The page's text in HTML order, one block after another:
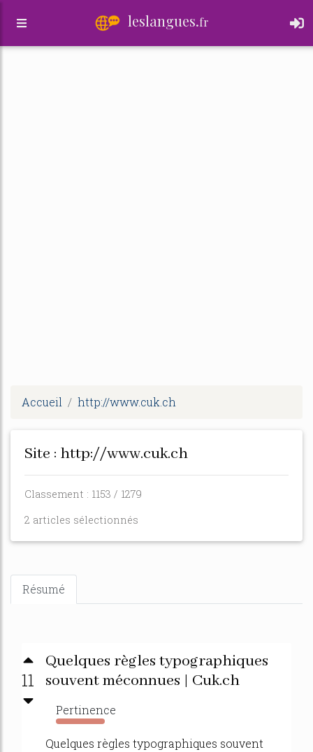
leslangues.fr
Accueil http://www.cuk.ch
Site : http://www.cuk.ch
Classement : 1153 / 1279
2 articles sélectionnés
Résumé
11
Quelques règles typographiques
souvent méconnues | Cuk.ch
Pertinence
229%
Quelques règles typographiques souvent